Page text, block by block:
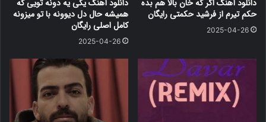
دانلود آهنگ اگر که خان بالا هم بده
حکم تیرم از فرشید حکمتی رایگان
2025-04-26
دانلود آهنگ یکی یه دونه تویی که
همیشه حال دل دیوونه با تو میزونه
کامل اصلی رایگان
2025-04-26